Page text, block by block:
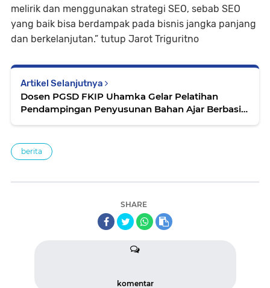
melirik dan menggunakan strategi SEO, sebab SEO
yang baik bisa berdampak pada bisnis jangka panjang
dan berkelanjutan.” tutup Jarot Triguritno
Artikel Selanjutnya
Dosen PGSD FKIP Uhamka Gelar Pelatihan
Pendampingan Penyusunan Bahan Ajar Berbasis
berita
SHARE
komentar